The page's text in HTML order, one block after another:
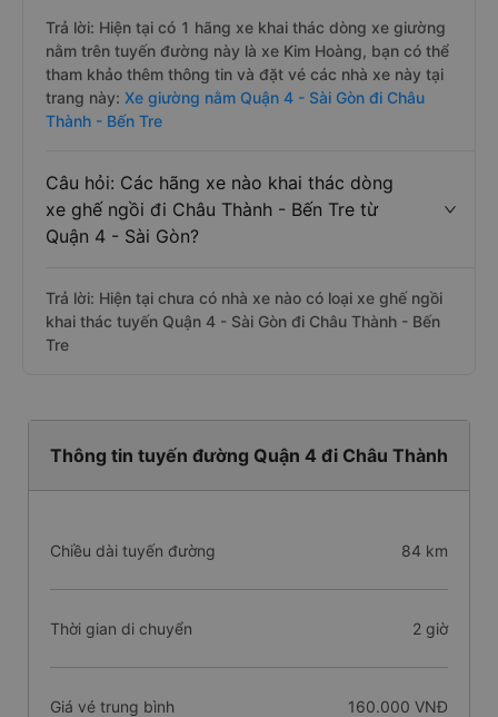
Trả lời: Hiện tại có 1 hãng xe khai thác dòng xe giường
nằm trên tuyến đường này là xe Kim Hoàng, bạn có thể
tham khảo thêm thông tin và đặt vé các nhà xe này tại
trang này: Xe giường nằm Quận 4 - Sài Gòn đi Châu
Thành - Bến Tre
Câu hỏi: Các hãng xe nào khai thác dòng
xe ghế ngồi đi Châu Thành - Bến Tre từ
Quận 4 - Sài Gòn?
Trả lời: Hiện tại chưa có nhà xe nào có loại xe ghế ngồi
khai thác tuyến Quận 4 - Sài Gòn đi Châu Thành - Bến
Tre
Thông tin tuyến đường Quận 4 đi Châu Thành
Chiều dài tuyến đường 84 km
Thời gian di chuyển 2 giờ
Giá vé trung bình 160.000 VNĐ